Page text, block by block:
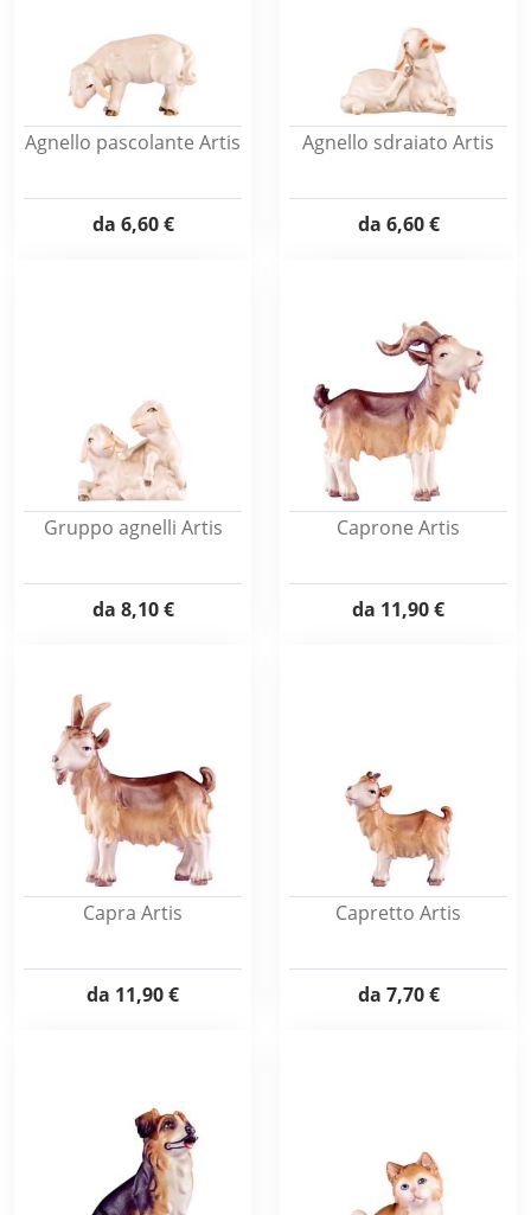
Agnello pascolante Artis
da 6,60 €
Agnello sdraiato Artis
da 6,60 €
Gruppo agnelli Artis
da 8,10 €
Caprone Artis
da 11,90 €
Capra Artis
da 11,90 €
Capretto Artis
da 7,70 €